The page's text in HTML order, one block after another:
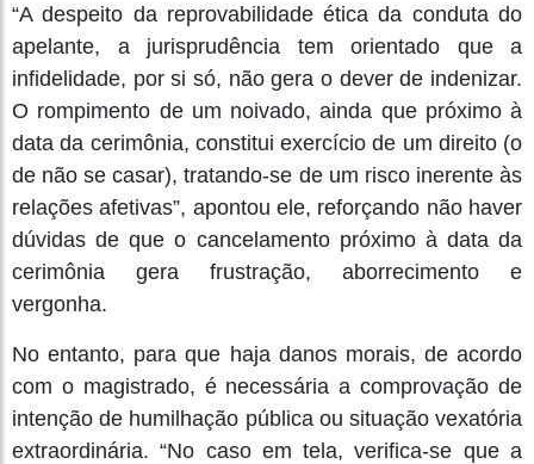
“A despeito da reprovabilidade ética da conduta do
apelante, a jurisprudência tem orientado que a
infidelidade, por si só, não gera o dever de indenizar.
O rompimento de um noivado, ainda que próximo à
data da cerimônia, constitui exercício de um direito (o
de não se casar), tratando-se de um risco inerente às
relações afetivas”, apontou ele, reforçando não haver
dúvidas de que o cancelamento próximo à data da
cerimônia gera frustração, aborrecimento e
vergonha.
No entanto, para que haja danos morais, de acordo
com o magistrado, é necessária a comprovação de
intenção de humilhação pública ou situação vexatória
extraordinária. “No caso em tela, verifica-se que a